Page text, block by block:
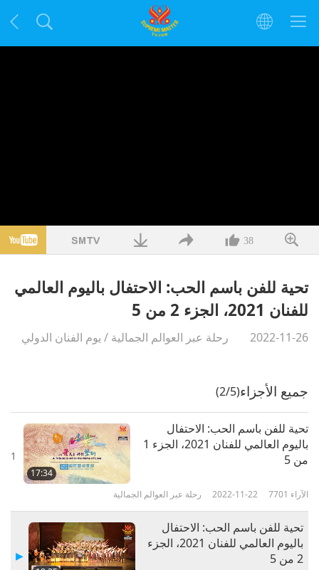
38
تحية للفن باسم الحب: الاحتفال باليوم العالمي
للفنان 2021، الجزء 2 من 5
2022-11-26 رحلة عبر العوالم الجمالية / يوم الفنان الدولي
جميع الأجزاء(2/5)
1
17:34
تحية للفن باسم الحب: الاحتفال
باليوم العالمي للفنان 2021، الجزء 1
من 5
رحلة عبر العوالم الجمالية 2022-11-22 7701 الآراء
تحية للفن باسم الحب: الاحتفال
باليوم العالمي للفنان 2021، الجزء
2 من 5